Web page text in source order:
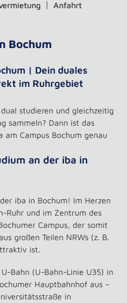
Anfahrt
Bochum
| Dein duales
im Ruhrgebiet
studieren und gleichzeitig
sammeln? Dann ist das
am Campus Bochum genau
an der iba in
iba in Bochum! Im Herzen
Ruhr und im Zentrum des
Campus, der somit
großen Teilen NRWs (z. B.
ist.
Bahn (U-Bahn-Linie U35) in
Hauptbahnhof aus –
in